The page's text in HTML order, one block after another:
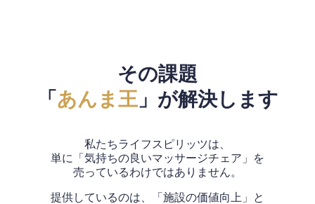
その課題
「 あんま王」が解決します
私たちライフスピリッツは、
単に「気持ちの良いマッサージチェア」を
売っているわけではありません。
提供しているのは、「施設の価値向上」と